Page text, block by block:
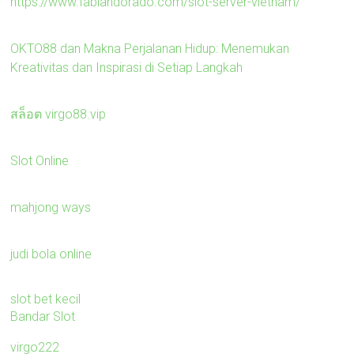
OKTO88 dan Makna Perjalanan Hidup: Menemukan
Kreativitas dan Inspirasi di Setiap Langkah
สล็อต virgo88.vip
Slot Online
mahjong ways
judi bola online
slot bet kecil
Bandar Slot
virgo222